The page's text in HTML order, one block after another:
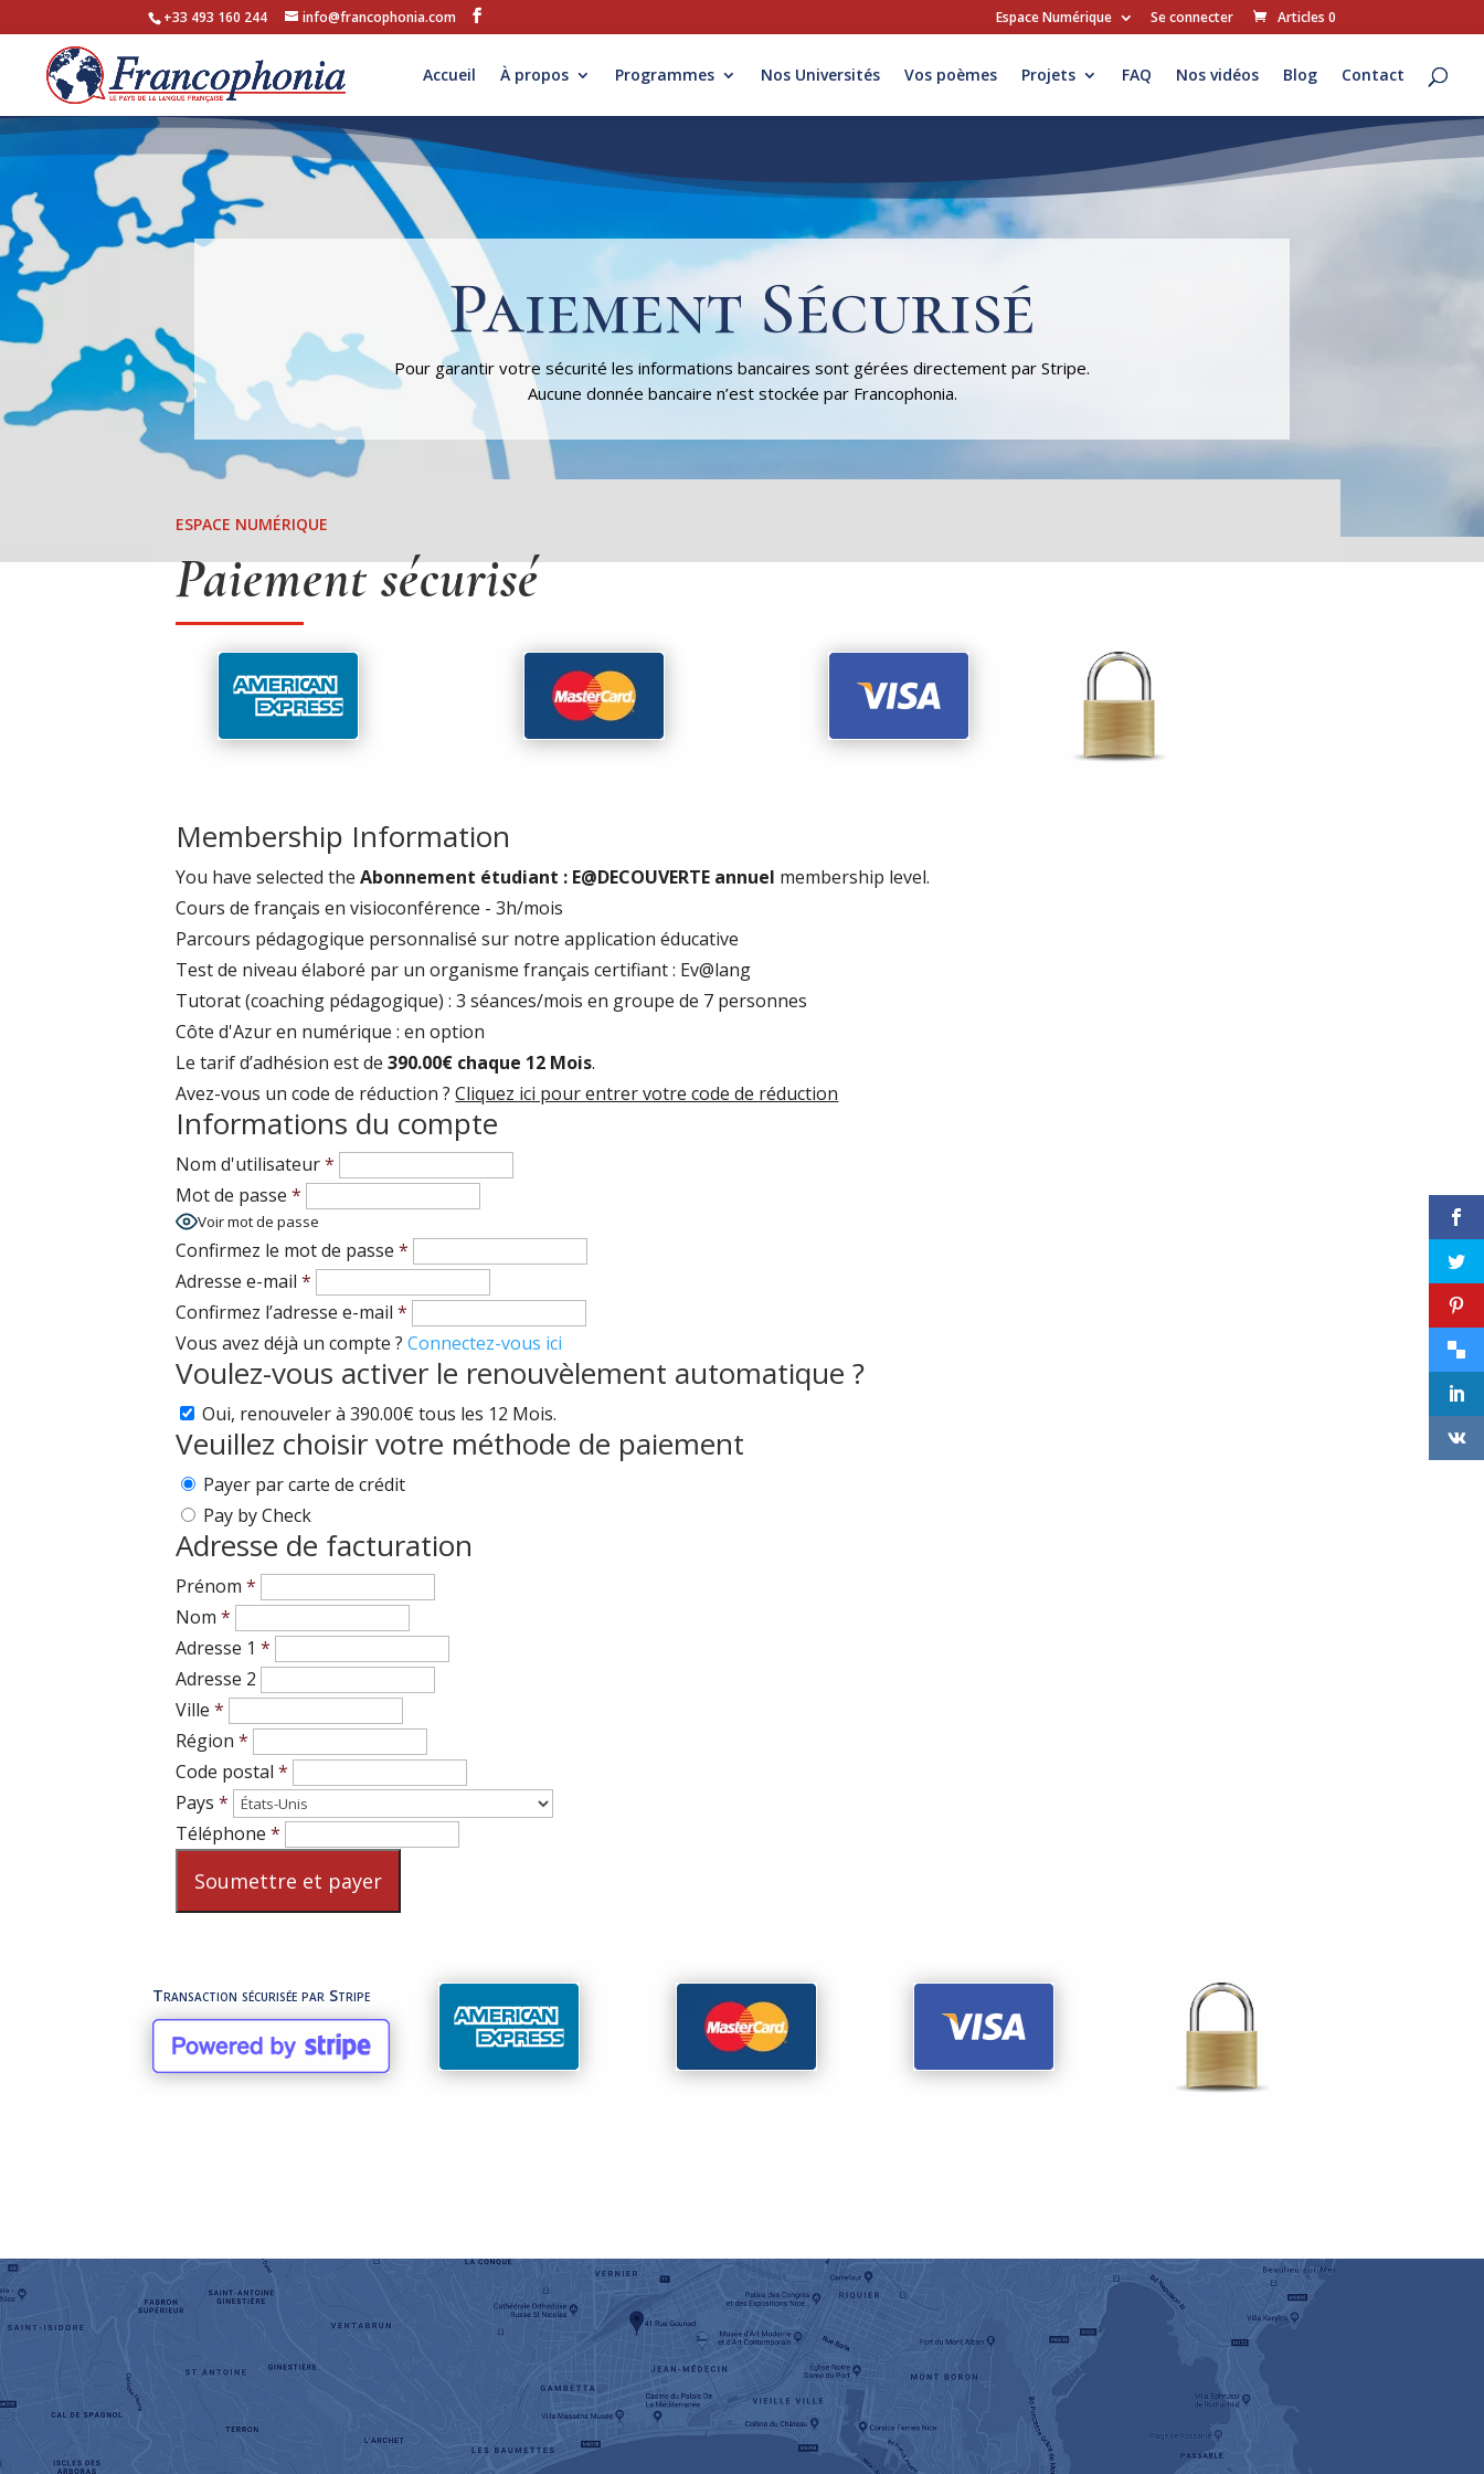
+33 493 160 244 info@francophonia.com Espace Numérique Se connecter Articles 0
Accueil À propos Programmes Nos Universités Vos poèmes Projets FAQ Nos vidéos Blog Contact
Paiement Sécurisé
Pour garantir votre sécurité les informations bancaires sont gérées directement par Stripe.
Aucune donnée bancaire n’est stockée par Francophonia.
ESPACE NUMÉRIQUE
Paiement sécurisé
Membership Information
You have selected theAbonnement étudiant : E@DECOUVERTE annuel membership level.
Cours de français en visioconférence - 3h/mois
Parcours pédagogique personnalisé sur notre application éducative
Test de niveau élaboré par un organisme français certifiant : Ev@lang
Tutorat (coaching pédagogique) : 3 séances/mois en groupe de 7 personnes
Côte d'Azur en numérique : en option
Le tarif d’adhésion est de390.00€ chaque 12 Mois.
Avez-vous un code de réduction ?Cliquez ici pour entrer votre code de réduction
Informations du compte
Nom d'utilisateur *
Mot de passe*
Voir mot de passe
Confirmez le mot de passe *
Adresse e-mail *
Confirmez l’adresse e-mail *
Vous avez déjà un compte ?Connectez-vous ici
Voulez-vous activer le renouvèlement automatique ?
Oui, renouveler à 390.00€ tous les 12 Mois.
Veuillez choisir votre méthode de paiement
Payer par carte de crédit
Pay by Check
Adresse de facturation
Prénom *
Nom *
Adresse 1 *
Adresse 2
Ville *
Région *
Code postal *
Pays *
Téléphone *
Transaction sécurisée par Stripe